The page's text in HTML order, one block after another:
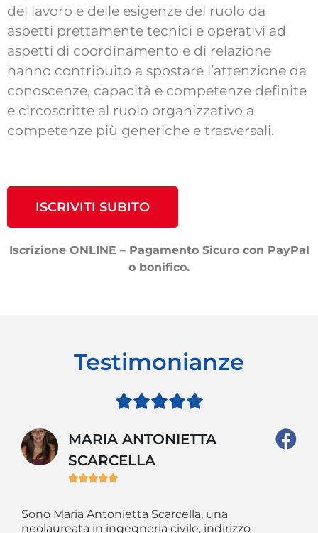
del lavoro e delle esigenze del ruolo da
aspetti prettamente tecnici e operativi ad
aspetti di coordinamento e di relazione
hanno contribuito a spostare l’attenzione da
conoscenze, capacità e competenze definite
e circoscritte al ruolo organizzativo a
competenze più generiche e trasversali.
ISCRIVITI SUBITO
Iscrizione ONLINE – Pagamento Sicuro con PayPal
o bonifico.
Testimonianze

MARIA ANTONIETTA
SCARCELLA

Sono Maria Antonietta Scarcella, una
neolaureata in ingegneria civile, indirizzo